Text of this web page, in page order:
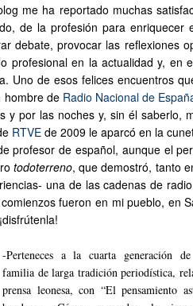
me ha reportado muchas
de la profesión para enriquecer
debate, provocar las reflexiones
profesional en la actualidad y, en
Uno de esos felices encuentros
hombre de Radio Nacional de
y por las noches y, sin él saberlo,
RTVE de 2009 le aparcó en la
profesor de español, aunque el
todoterreno, que demostró, tanto
una de las cadenas de
fueron en mi pueblo, en
-Perteneces a la cuarta generación
familia de larga tradición periodística,
prensa leonesa, con “El pensamiento